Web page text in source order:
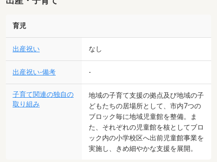
育児
出産祝い なし
出産祝い-備考 -
子育て関連の独自の
取り組み
地域の子育て支援の拠点及び地域の子
どもたちの居場所として、市内7つの
ブロック毎に地域児童館を整備。ま
た、それぞれの児童館を核としてブロ
ック内の小学校区へ出前児童館事業を
実施し、きめ細やかな支援を展開。